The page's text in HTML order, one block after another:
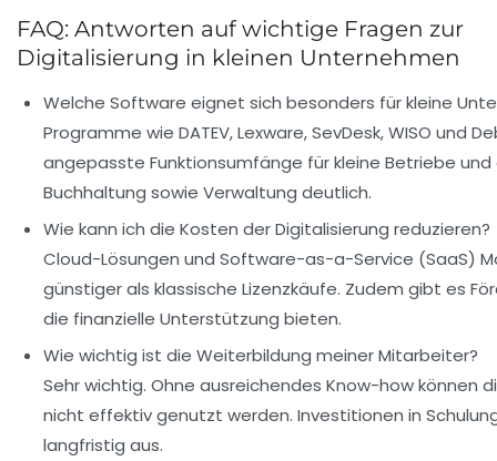
FAQ: Antworten auf wichtige Fragen zur
Digitalisierung in kleinen Unternehmen
Welche Software eignet sich besonders für kleine
Programme wie DATEV, Lexware, SevDesk, WISO und
angepasste Funktionsumfänge für kleine Betriebe
Buchhaltung sowie Verwaltung deutlich.
Wie kann ich die Kosten der Digitalisierung reduzieren?
Cloud-Lösungen und Software-as-a-Service (SaaS)
günstiger als klassische Lizenzkäufe. Zudem gibt es
die finanzielle Unterstützung bieten.
Wie wichtig ist die Weiterbildung meiner Mitarbeiter?
Sehr wichtig. Ohne ausreichendes Know-how können
nicht effektiv genutzt werden. Investitionen in
langfristig aus.